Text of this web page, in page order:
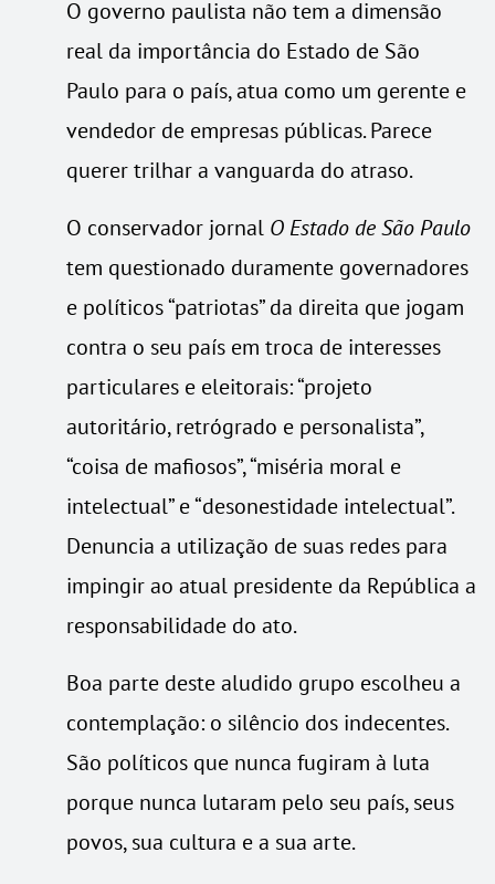
O governo paulista não tem a dimensão
real da importância do Estado de São
Paulo para o país, atua como um gerente e
vendedor de empresas públicas. Parece
querer trilhar a vanguarda do atraso.
O conservador jornal O Estado de São Paulo
tem questionado duramente governadores
e políticos “patriotas” da direita que jogam
contra o seu país em troca de interesses
particulares e eleitorais: “projeto
autoritário, retrógrado e personalista”,
“coisa de mafiosos”, “miséria moral e
intelectual” e “desonestidade intelectual”.
Denuncia a utilização de suas redes para
impingir ao atual presidente da República a
responsabilidade do ato.
Boa parte deste aludido grupo escolheu a
contemplação: o silêncio dos indecentes.
São políticos que nunca fugiram à luta
porque nunca lutaram pelo seu país, seus
povos, sua cultura e a sua arte.